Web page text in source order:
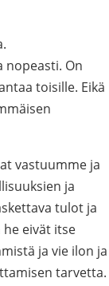
nopeasti. On
toisille. Eikä
vastuumme ja
ja
tulot ja
eivät itse
ja vie ilon ja
tarvetta.